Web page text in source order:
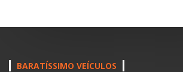
BARATÍSSIMO VEÍCULOS